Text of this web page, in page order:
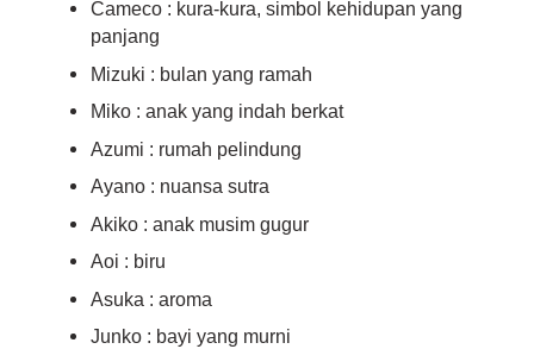
Cameco : kura-kura, simbol kehidupan yang
panjang
Mizuki : bulan yang ramah
Miko : anak yang indah berkat
Azumi : rumah pelindung
Ayano : nuansa sutra
Akiko : anak musim gugur
Aoi : biru
Asuka : aroma
Junko : bayi yang murni